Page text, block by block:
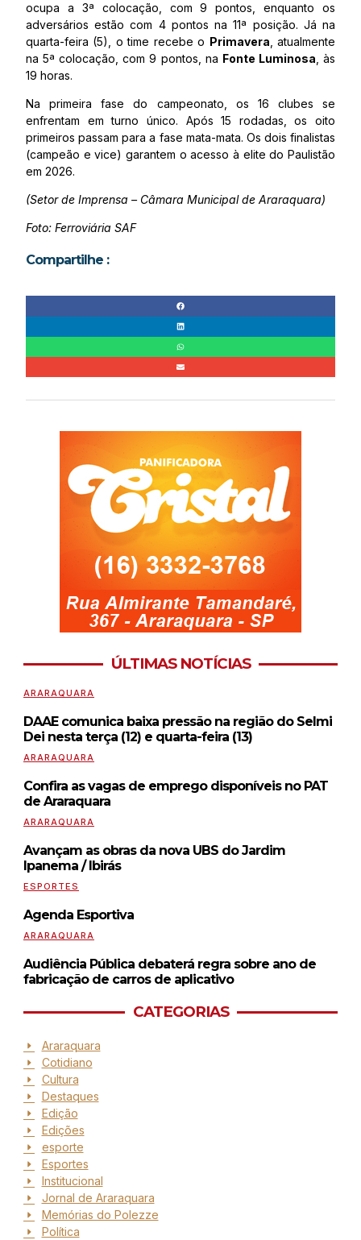
ocupa a 3ª colocação, com 9 pontos, enquanto os
adversários estão com 4 pontos na 11ª posição. Já na
quarta-feira (5), o time recebe o Primavera, atualmente
na 5ª colocação, com 9 pontos, na Fonte Luminosa, às
19 horas.
Na primeira fase do campeonato, os 16 clubes se
enfrentam em turno único. Após 15 rodadas, os oito
primeiros passam para a fase mata-mata. Os dois finalistas
(campeão e vice) garantem o acesso à elite do Paulistão
em 2026.
(Setor de Imprensa – Câmara Municipal de Araraquara)
Foto: Ferroviária SAF
Compartilhe :
ÚLTIMAS NOTÍCIAS
ARARAQUARA
DAAE comunica baixa pressão na região do Selmi
Dei nesta terça (12) e quarta-feira (13)
ARARAQUARA
Confira as vagas de emprego disponíveis no PAT
de Araraquara
ARARAQUARA
Avançam as obras da nova UBS do Jardim
Ipanema / Ibirás
ESPORTES
Agenda Esportiva
ARARAQUARA
Audiência Pública debaterá regra sobre ano de
fabricação de carros de aplicativo
CATEGORIAS
Araraquara
Cotidiano
Cultura
Destaques
Edição
Edições
esporte
Esportes
Institucional
Jornal de Araraquara
Memórias do Polezze
Política